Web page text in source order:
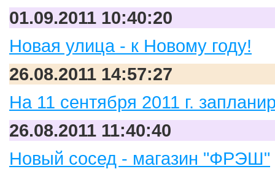
01.09.2011 10:40:20
Новая улица - к Новому году!
26.08.2011 14:57:27
На 11 сентября 2011 г.
26.08.2011 11:40:40
Новый сосед - магазин "ФРЭШ"